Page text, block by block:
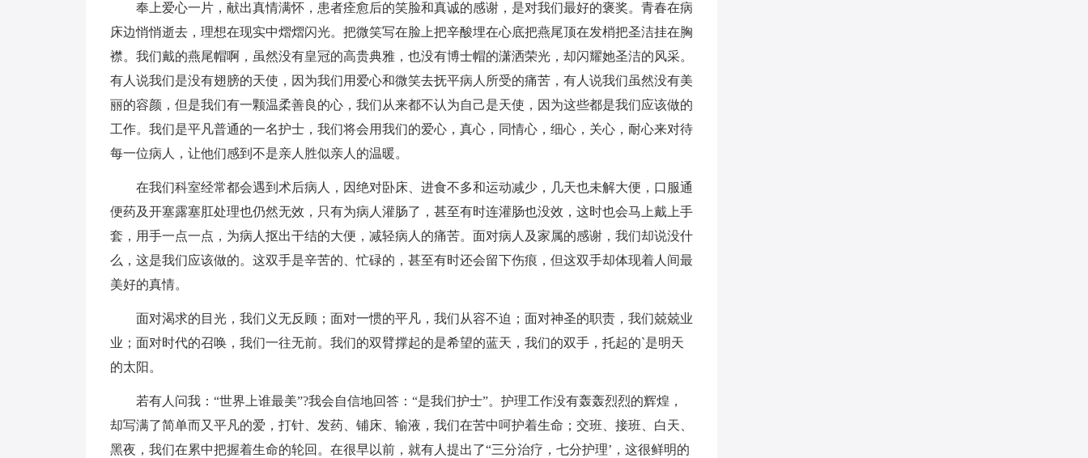
奉上爱心一片，献出真情满怀，患者痊愈后的笑脸和真诚的感谢，是对我们最好的褒奖。青春在病
床边悄悄逝去，理想在现实中熠熠闪光。把微笑写在脸上把辛酸埋在心底把燕尾顶在发梢把圣洁挂在胸
襟。我们戴的燕尾帽啊，虽然没有皇冠的高贵典雅，也没有博士帽的潇洒荣光，却闪耀她圣洁的风采。
有人说我们是没有翅膀的天使，因为我们用爱心和微笑去抚平病人所受的痛苦，有人说我们虽然没有美
丽的容颜，但是我们有一颗温柔善良的心，我们从来都不认为自己是天使，因为这些都是我们应该做的
工作。我们是平凡普通的一名护士，我们将会用我们的爱心，真心，同情心，细心，关心，耐心来对待
每一位病人，让他们感到不是亲人胜似亲人的温暖。
在我们科室经常都会遇到术后病人，因绝对卧床、进食不多和运动减少，几天也未解大便，口服通
便药及开塞露塞肛处理也仍然无效，只有为病人灌肠了，甚至有时连灌肠也没效，这时也会马上戴上手
套，用手一点一点，为病人抠出干结的大便，减轻病人的痛苦。面对病人及家属的感谢，我们却说没什
么，这是我们应该做的。这双手是辛苦的、忙碌的，甚至有时还会留下伤痕，但这双手却体现着人间最
美好的真情。
面对渴求的目光，我们义无反顾；面对一惯的平凡，我们从容不迫；面对神圣的职责，我们兢兢业
业；面对时代的召唤，我们一往无前。我们的双臂撑起的是希望的蓝天，我们的双手，托起的`是明天
的太阳。
若有人问我：“世界上谁最美”?我会自信地回答：“是我们护士”。护理工作没有轰轰烈烈的辉煌，
却写满了简单而又平凡的爱，打针、发药、铺床、输液，我们在苦中呵护着生命；交班、接班、白天、
黑夜，我们在累中把握着生命的轮回。在很早以前，就有人提出了“三分治疗，七分护理’，这很鲜明的